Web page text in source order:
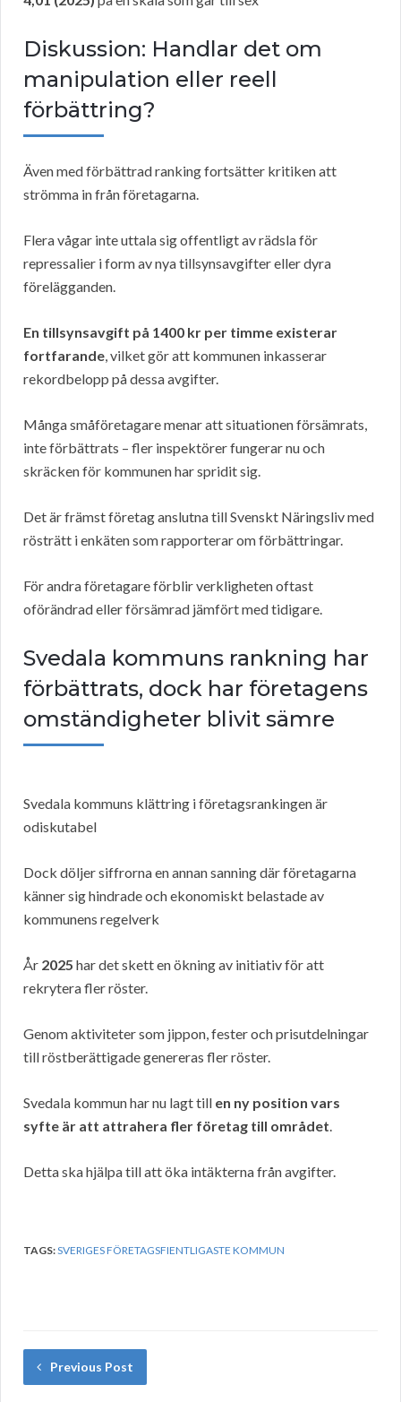
Diskussion: Handlar det om
manipulation eller reell
förbättring?
Även med förbättrad ranking fortsätter kritiken att
strömma in från företagarna.
Flera vågar inte uttala sig offentligt av rädsla för
repressalier i form av nya tillsynsavgifter eller dyra
förelägganden.
En tillsynsavgift på 1400 kr per timme existerar
fortfarande, vilket gör att kommunen inkasserar
rekordbelopp på dessa avgifter.
Många småföretagare menar att situationen försämrats,
inte förbättrats – fler inspektörer fungerar nu och
skräcken för kommunen har spridit sig.
Det är främst företag anslutna till Svenskt Näringsliv med
rösträtt i enkäten som rapporterar om förbättringar.
För andra företagare förblir verkligheten oftast
oförändrad eller försämrad jämfört med tidigare.
Svedala kommuns rankning har
förbättrats, dock har företagens
omständigheter blivit sämre
Svedala kommuns klättring i företagsrankingen är
odiskutabel
Dock döljer siffrorna en annan sanning där företagarna
känner sig hindrade och ekonomiskt belastade av
kommunens regelverk
År 2025 har det skett en ökning av initiativ för att
rekrytera fler röster.
Genom aktiviteter som jippon, fester och prisutdelningar
till röstberättigade genereras fler röster.
Svedala kommun har nu lagt till en ny position vars
syfte är att attrahera fler företag till området.
Detta ska hjälpa till att öka intäkterna från avgifter.
TAGS:SVERIGES FÖRETAGSFIENTLIGASTE KOMMUN
Previous Post